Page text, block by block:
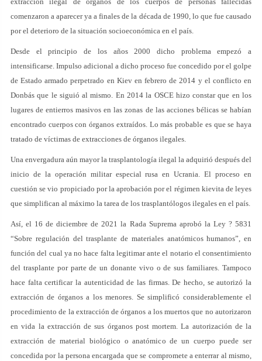
comenzaron a aparecer ya a finales de la década de 1990, lo que fue causado
por el deterioro de la situación socioeconómica en el país.
Desde el principio de los años 2000 dicho problema empezó a
intensificarse. Impulso adicional a dicho proceso fue concedido por el golpe
de Estado armado perpetrado en Kiev en febrero de 2014 y el conflicto en
Donbás que le siguió al mismo. En 2014 la OSCE hizo constar que en los
lugares de entierros masivos en las zonas de las acciones bélicas se habían
encontrado cuerpos con órganos extraídos. Lo más probable es que se haya
tratado de víctimas de extracciones de órganos ilegales.
Una envergadura aún mayor la trasplantología ilegal la adquirió después del
inicio de la operación militar especial rusa en Ucrania. El proceso en
cuestión se vio propiciado por la aprobación por el régimen kievita de leyes
que simplifican al máximo la tarea de los trasplantólogos ilegales en el país.
Así, el 16 de diciembre de 2021 la Rada Suprema aprobó la Ley ? 5831
“Sobre regulación del trasplante de materiales anatómicos humanos”, en
función del cual ya no hace falta legitimar ante el notario el consentimiento
del trasplante por parte de un donante vivo o de sus familiares. Tampoco
hace falta certificar la autenticidad de las firmas. De hecho, se autorizó la
extracción de órganos a los menores. Se simplificó considerablemente el
procedimiento de la extracción de órganos a los muertos que no autorizaron
en vida la extracción de sus órganos post mortem. La autorización de la
extracción de material biológico o anatómico de un cuerpo puede ser
concedida por la persona encargada que se compromete a enterrar al mismo,